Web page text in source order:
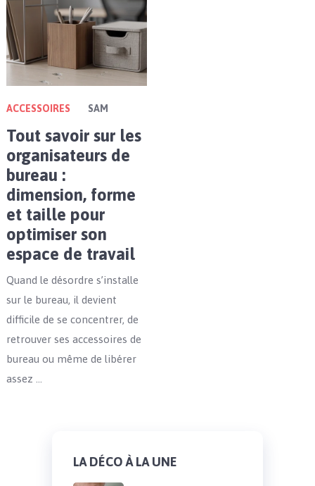
ACCESSOIRES SAM
Tout savoir sur les
organisateurs de
bureau :
dimension, forme
et taille pour
optimiser son
espace de travail
Quand le désordre s’installe
sur le bureau, il devient
difficile de se concentrer, de
retrouver ses accessoires de
bureau ou même de libérer
assez …
LA DÉCO À LA UNE